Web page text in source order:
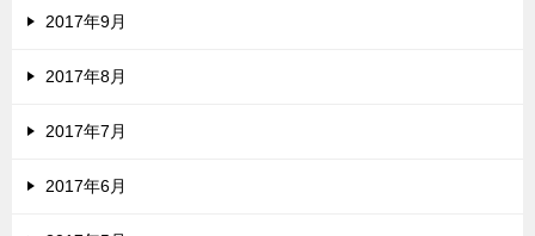
2017年9月
2017年8月
2017年7月
2017年6月